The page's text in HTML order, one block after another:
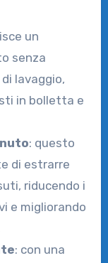
un
senza
lavaggio,
in bolletta e
: questo
di estrarre
riducendo i
e migliorando
: con una